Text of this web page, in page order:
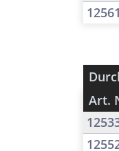
Art.